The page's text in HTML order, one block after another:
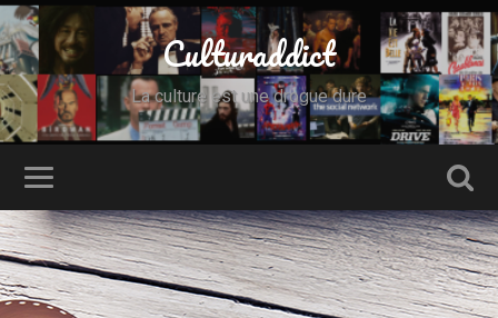
Culturaddict
La culture est une drogue dure